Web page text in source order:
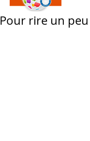
Pour rire un peu